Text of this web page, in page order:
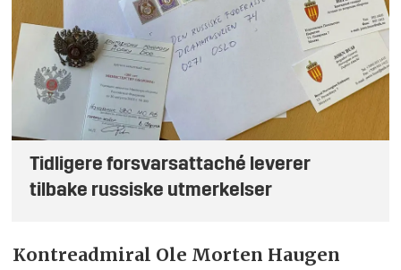
Tidligere forsvarsattaché leverer
tilbake russiske utmerkelser
Kontreadmiral Ole Morten Haugen